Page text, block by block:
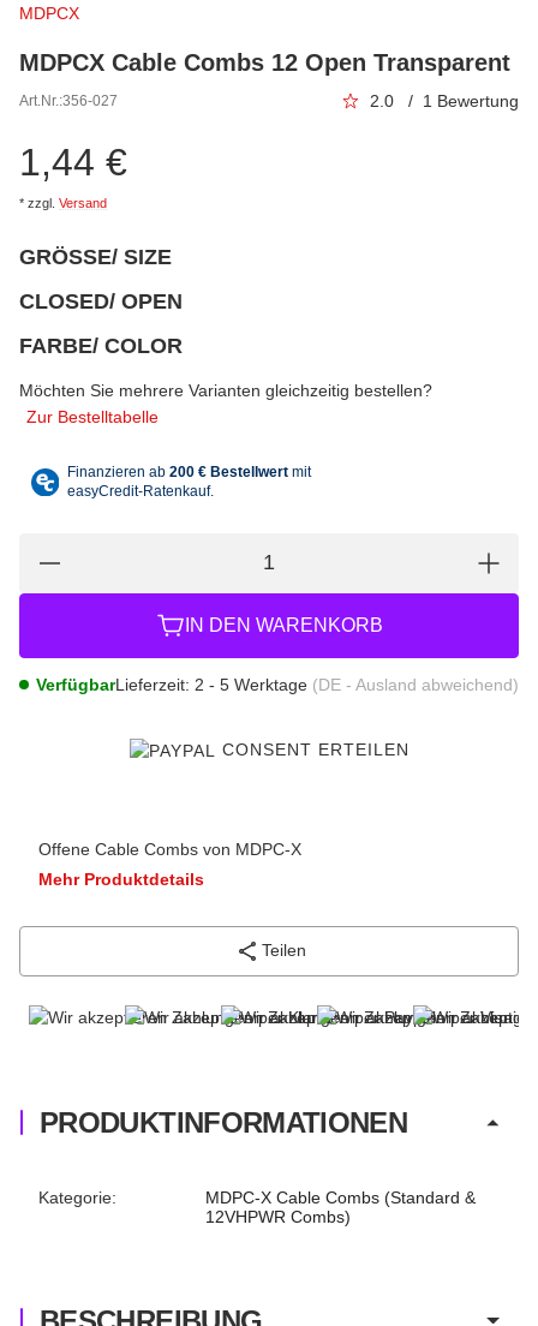
MDPCX
MDPCX Cable Combs 12 Open Transparent
Art.Nr.:356-027 2.0 / 1 Bewertung
1,44 €
* zzgl. Versand
GRÖSSE/ SIZE
CLOSED/ OPEN
FARBE/ COLOR
Möchten Sie mehrere Varianten gleichzeitig bestellen?
Zur Bestelltabelle
IN DEN WARENKORB
VerfügbarLieferzeit: 2 - 5 Werktage (DE - Ausland abweichend)
CONSENT ERTEILEN
Offene Cable Combs von MDPC-X
Mehr Produktdetails
Teilen
PRODUKTINFORMATIONEN
Produkteigenschaft
Wert
Kategorie:
MDPC-X Cable Combs (Standard &
12VHPWR Combs)